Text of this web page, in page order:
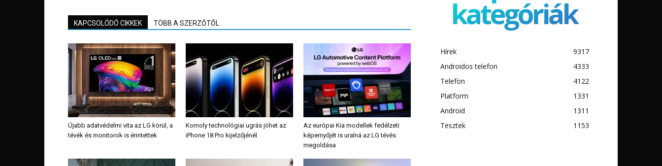
KAPCSOLÓDÓ CIKKEK TÖBB A SZERZŐTŐL
Újabb adatvédelmi vita az LG körül, a
tévék és monitorok is érintettek
Komoly technológiai ugrás jöhet az
iPhone 18 Pro kijelzőjénél
Az európai Kia modellek fedélzeti
képernyőjét is uralná az LG tévés
megoldása
kategóriák
Hírek
9317
Androidos telefon
4333
Telefon
4122
Platform
1331
Android
1311
Tesztek
1153